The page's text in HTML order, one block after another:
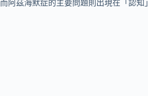
而阿茲海默症的主要問題則出現在「認知